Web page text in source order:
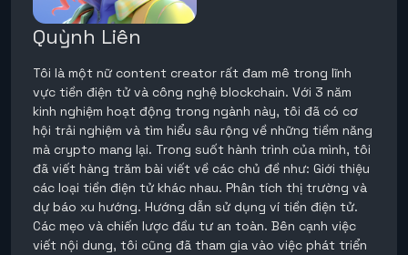
Quỳnh Liên
Tôi là một nữ content creator rất đam mê trong lĩnh
vực tiền điện tử và công nghệ blockchain. Với 3 năm
kinh nghiệm hoạt động trong ngành này, tôi đã có cơ
hội trải nghiệm và tìm hiểu sâu rộng về những tiềm năng
mà crypto mang lại. Trong suốt hành trình của mình, tôi
đã viết hàng trăm bài viết về các chủ đề như: Giới thiệu
các loại tiền điện tử khác nhau. Phân tích thị trường và
dự báo xu hướng. Hướng dẫn sử dụng ví tiền điện tử.
Các mẹo và chiến lược đầu tư an toàn. Bên cạnh việc
viết nội dung, tôi cũng đã tham gia vào việc phát triển